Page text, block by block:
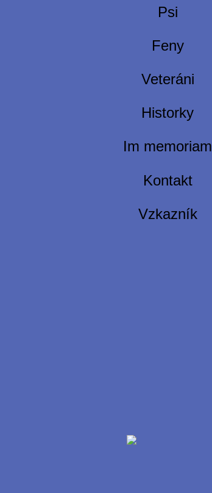
Psi
Feny
Veteráni
Historky
Im memoriam
Kontakt
Vzkazník